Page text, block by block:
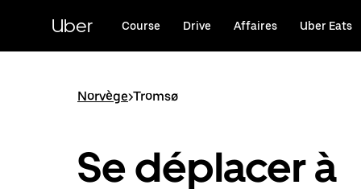
principal
Uber Course Drive Affaires Uber Eats
Norvège>Tromsø
Se déplacer à